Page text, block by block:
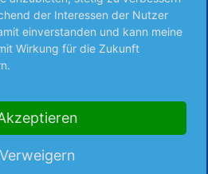
der Interessen der Nutzer
einverstanden und kann meine
Wirkung für die Zukunft
Verweigern